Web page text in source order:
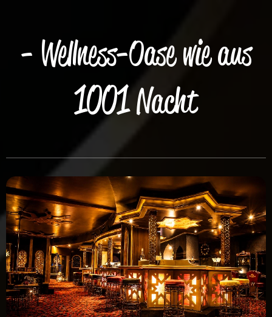
- Wellness-Oase wie aus
1001Nacht